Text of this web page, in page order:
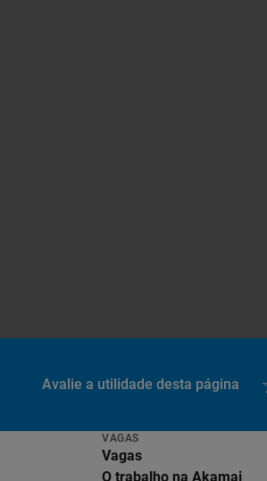
Avalie a utilidade desta página
VAGAS
Vagas
O trabalho na Akamai